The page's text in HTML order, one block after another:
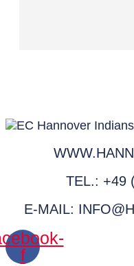
TEL.: +49
E-MAIL:
f